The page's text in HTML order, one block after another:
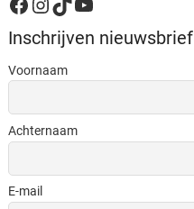
Inschrijven nieuwsbrief
Voornaam
Achternaam
E-mail